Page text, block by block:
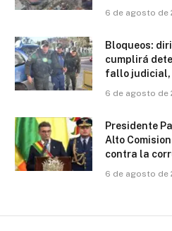
6 de agosto de
Bloqueos:
cumplirá
fallo judicial,
6 de agosto de
Presidente
Alto
contra la
6 de agosto de